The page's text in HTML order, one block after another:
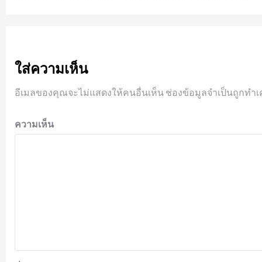
ใส่ความเห็น
อีเมลของคุณจะไม่แสดงให้คนอื่นเห็น ช่องข้อมูลจำเป็นถูกทำ
ความเห็น